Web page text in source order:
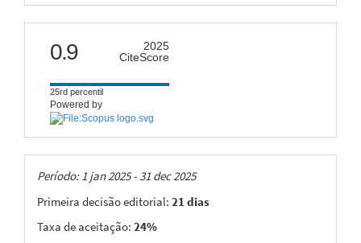
citescore
0.9
2025
CiteScore
25rd percentil
Powered by
Taxas
Período: 1 jan 2025 - 31 dec 2025
Primeira decisão editorial: 21 dias
Taxa de aceitação: 24%